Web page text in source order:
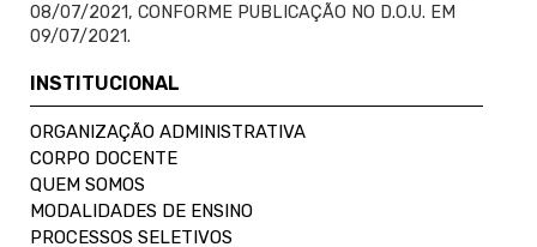
08/07/2021, CONFORME PUBLICAÇÃO NO D.O.U. EM
09/07/2021.
INSTITUCIONAL
ORGANIZAÇÃO ADMINISTRATIVA
CORPO DOCENTE
QUEM SOMOS
MODALIDADES DE ENSINO
PROCESSOS SELETIVOS